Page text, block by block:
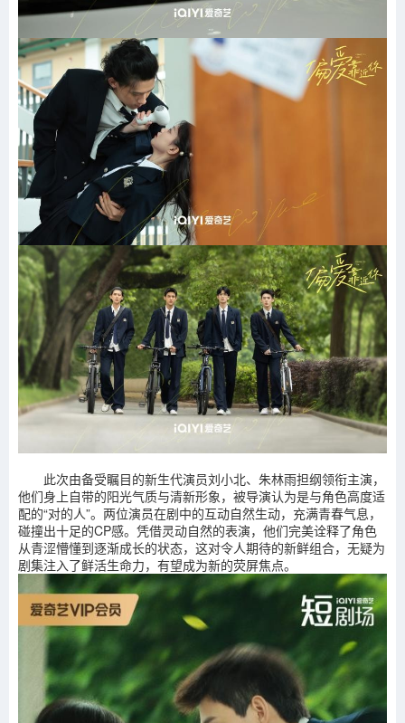
此次由备受瞩目的新生代演员刘小北、朱林雨担纲领衔主演，
他们身上自带的阳光气质与清新形象，被导演认为是与角色高度适
配的“对的人”。两位演员在剧中的互动自然生动，充满青春气息，
碰撞出十足的CP感。凭借灵动自然的表演，他们完美诠释了角色
从青涩懵懂到逐渐成长的状态，这对令人期待的新鲜组合，无疑为
剧集注入了鲜活生命力，有望成为新的荧屏焦点。